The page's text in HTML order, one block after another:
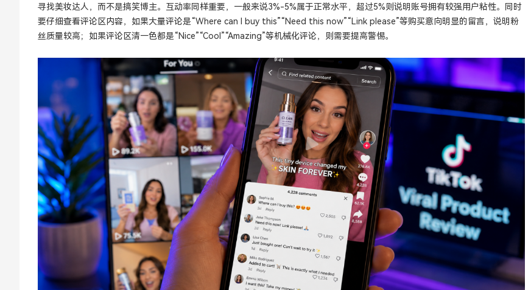
寻找美妆达人，而不是搞笑博主。互动率同样重要，一般来说3%-5%属于正常水平，超过5%则说明账号拥有较强用户粘性。同时
要仔细查看评论区内容，如果大量评论是“Where can I buy this”“Need this now”“Link please”等购买意向明显的留言，说明粉
丝质量较高；如果评论区清一色都是“Nice”“Cool”“Amazing”等机械化评论，则需要提高警惕。